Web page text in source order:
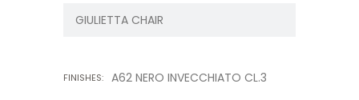
FINISHES: A62 NERO INVECCHIATO CL.3